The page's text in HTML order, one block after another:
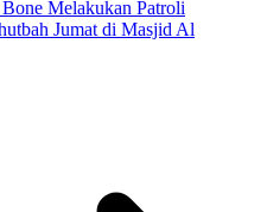
Melakukan Patroli
Jumat di Masjid Al